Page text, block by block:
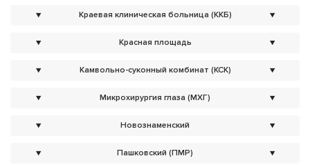
▼ Краевая клиническая больница (ККБ) ▼
▼ Красная площадь ▼
▼ Камвольно-суконный комбинат (КСК) ▼
▼ Микрохирургия глаза (МХГ) ▼
▼ Новознаменский ▼
▼ Пашковский (ПМР) ▼